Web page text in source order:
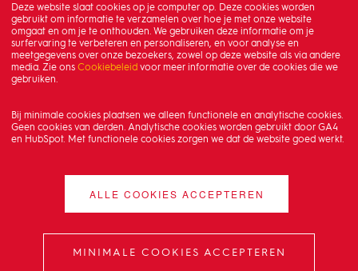
Deze website slaat cookies op je computer op. Deze cookies worden
gebruikt om informatie te verzamelen over hoe je met onze website
omgaat en om je te onthouden. We gebruiken deze informatie om je
surfervaring te verbeteren en personaliseren, en voor analyse en
meetgegevens over onze bezoekers, zowel op deze website als via andere
media. Zie ons Cookiebeleid voor meer informatie over de cookies die we
gebruiken.
Bij minimale cookies plaatsen we alleen functionele en analytische cookies.
Geen cookies van derden. Analytische cookies worden gebruikt door GA4
en HubSpot. Met functionele cookies zorgen we dat de website goed werkt.
ALLE COOKIES ACCEPTEREN
MINIMALE COOKIES ACCEPTEREN